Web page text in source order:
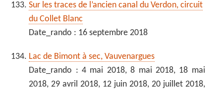
Sur les traces de l’ancien canal du Verdon, circuit
du Collet Blanc
Date_rando : 16 septembre 2018
Lac de Bimont à sec, Vauvenargues
Date_rando : 4 mai 2018, 8 mai 2018, 18 mai
2018, 29 avril 2018, 12 juin 2018, 20 juillet 2018,